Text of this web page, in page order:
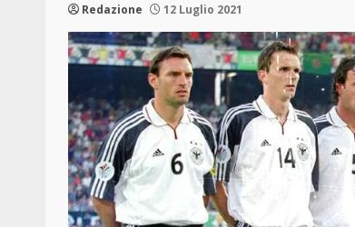
Redazione 12 Luglio 2021